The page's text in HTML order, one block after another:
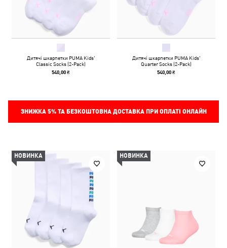
Дитячі шкарпетки PUMA Kids'
Classic Socks (2-Pack)
540,00 ₴
Дитячі шкарпетки PUMA Kids'
Quarter Socks (2-Pack)
540,00 ₴
ЗНИЖКА 5%ТА БЕЗКОШТОВНА ДОСТАВКА ПРИ ОПЛАТІ ОНЛАЙН
НОВИНКА НОВИНКА